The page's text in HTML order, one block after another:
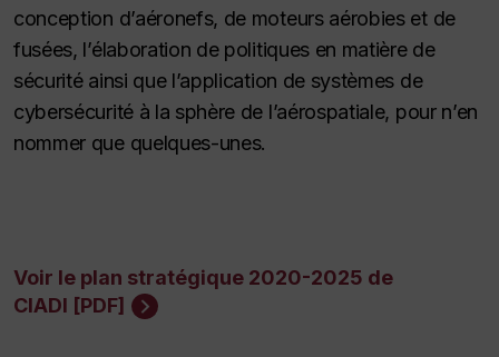
conception d’aéronefs, de moteurs aérobies et de
fusées, l’élaboration de politiques en matière de
sécurité ainsi que l’application de systèmes de
cybersécurité à la sphère de l’aérospatiale, pour n’en
nommer que quelques-unes.
Voir le plan stratégique 2020-2025 de
CIADI [PDF]